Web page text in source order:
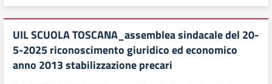
UIL SCUOLA TOSCANA_assemblea sindacale del 20-
5-2025 riconoscimento giuridico ed economico
anno 2013 stabilizzazione precari